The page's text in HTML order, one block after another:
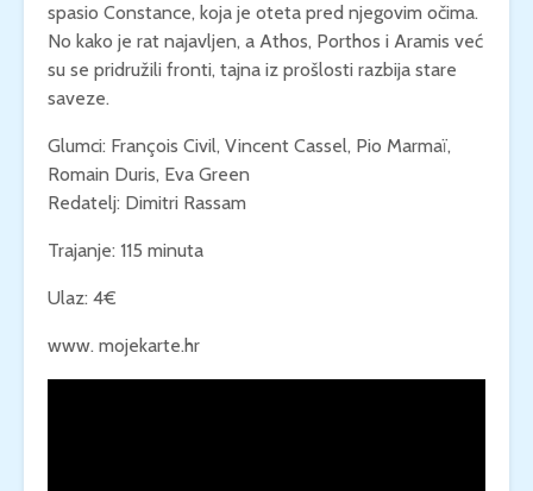
spasio Constance, koja je oteta pred njegovim očima.
No kako je rat najavljen, a Athos, Porthos i Aramis već
su se pridružili fronti, tajna iz prošlosti razbija stare
saveze.
Glumci: François Civil, Vincent Cassel, Pio Marmaï,
Romain Duris, Eva Green
Redatelj: Dimitri Rassam
Trajanje: 115 minuta
Ulaz: 4€
www. mojekarte.hr